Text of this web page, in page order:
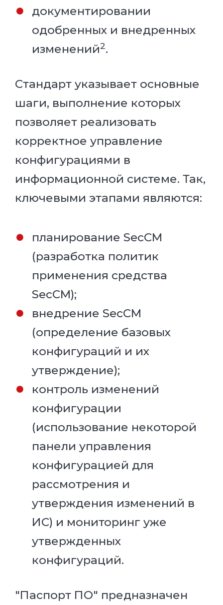
документировании
одобренных и внедренных
изменений2.
Стандарт указывает основные
шаги, выполнение которых
позволяет реализовать
корректное управление
конфигурациями в
информационной системе. Так,
ключевыми этапами являются:
планирование SecCM
(разработка политик
применения средства
SecCM);
внедрение SecCM
(определение базовых
конфигураций и их
утверждение);
контроль изменений
конфигурации
(использование некоторой
панели управления
конфигурацией для
рассмотрения и
утверждения изменений в
ИС) и мониторинг уже
утвержденных
конфигураций.
"Паспорт ПО" предназначен